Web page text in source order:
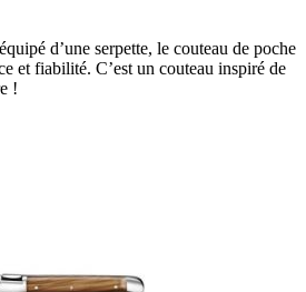
d’une serpette, le couteau de poche
et fiabilité. C’est un couteau inspiré de
!